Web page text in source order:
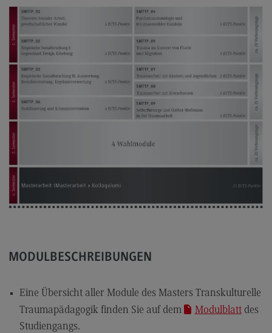
Modulangebot
Besonderheiten und Highlights
Berufsperspektiven
Kontakt
Finance
Berufsperspektiven
Kontakt
General Business Management
Modulangebot
Kontakt
Governance Sozialer Arbeit
MODULBESCHREIBUNGEN
Eine Übersicht aller Module des Masters Transkulturelle
Traumapädagogik finden Sie auf dem
Modulblattdes
Studiengangs.